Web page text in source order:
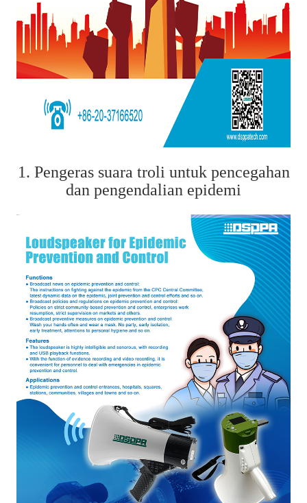
1. Pengeras suara troli untuk pencegahan
dan pengendalian epidemi